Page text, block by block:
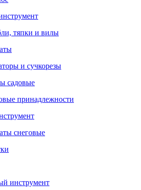
тяпки и вилы
и сучкорезы
садовые
принадлежности
снеговые
инструмент